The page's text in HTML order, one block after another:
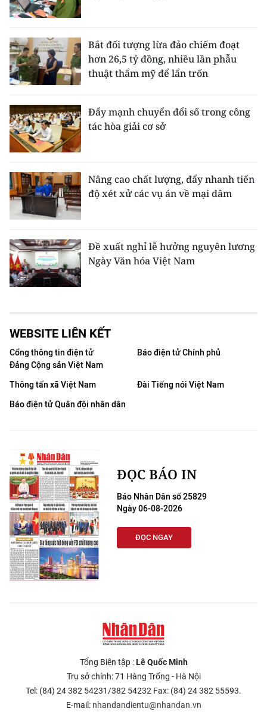
Bắt đối tượng lừa đảo chiếm đoạt
hơn 26,5 tỷ đồng, nhiều lần phẫu
thuật thẩm mỹ để lẩn trốn
Đẩy mạnh chuyển đổi số trong công
tác hòa giải cơ sở
Nâng cao chất lượng, đẩy nhanh tiến
độ xét xử các vụ án về mại dâm
Đề xuất nghỉ lễ hưởng nguyên lương
Ngày Văn hóa Việt Nam
WEBSITE LIÊN KẾT
Cổng thông tin điện tử
Đảng Cộng sản Việt Nam
Báo điện tử Chính phủ
Thông tấn xã Việt Nam
Đài Tiếng nói Việt Nam
Báo điện tử Quân đội nhân dân
ĐỌC BÁO IN
Báo Nhân Dân số 25829
Ngày 06-08-2026
ĐỌC NGAY
Tổng Biên tập :Lê Quốc Minh
Trụ sở chính: 71 Hàng Trống - Hà Nội
Tel: (84) 24 382 54231/382 54232 Fax: (84) 24 382 55593.
E-mail: nhandandientu@nhandan.vn